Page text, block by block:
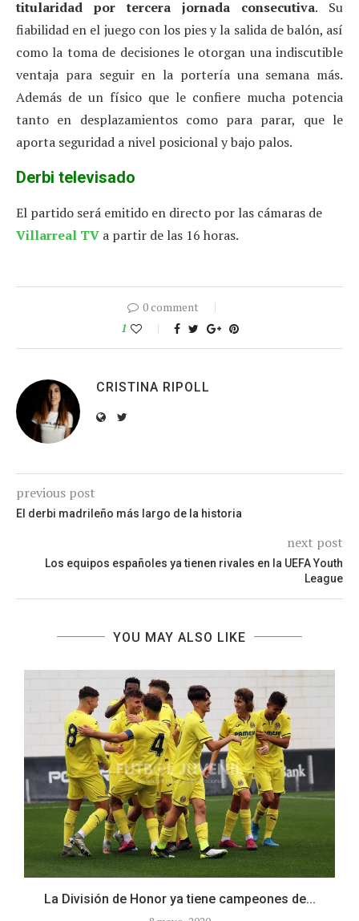
titularidad por tercera jornada consecutiva. Su
fiabilidad en el juego con los pies y la salida de balón, así
como la toma de decisiones le otorgan una indiscutible
ventaja para seguir en la portería una semana más.
Además de un físico que le confiere mucha potencia
tanto en desplazamientos como para parar, que le
aporta seguridad a nivel posicional y bajo palos.
Derbi televisado
El partido será emitido en directo por las cámaras de
Villarreal TV a partir de las 16 horas.
0 comment
1
CRISTINA RIPOLL
previous post
El derbi madrileño más largo de la historia
next post
Los equipos españoles ya tienen rivales en la UEFA Youth
League
YOU MAY ALSO LIKE
La División de Honor ya tiene campeones de...